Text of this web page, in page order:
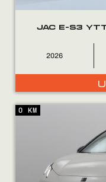
JAC E-S3
2026
0 KM